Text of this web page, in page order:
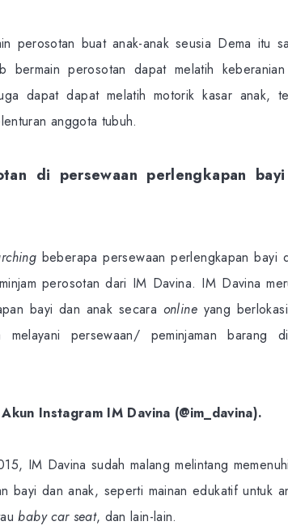
perosotan buat anak-anak seusia Dema itu
bermain perosotan dapat melatih
dapat dapat melatih motorik kasar anak,
anggota tubuh.
di persewaan perlengkapan
beberapa persewaan perlengkapan bayi
perosotan dari IM Davina. IM Davina
bayi dan anak secara onlineyang
melayani persewaan/ peminjaman barang
Akun Instagram IM Davina (@im_davina).
IM Davina sudah malang melintang
bayi dan anak, seperti mainan edukatif untuk
baby car seat, dan lain-lain.